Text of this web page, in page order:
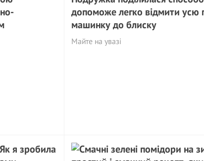
допоможе легко відмити усю
машинку до блиску
Майте на увазі